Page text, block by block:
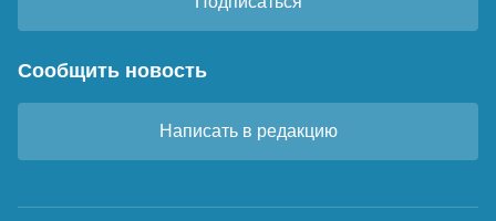
Сообщить новость
Написать в редакцию